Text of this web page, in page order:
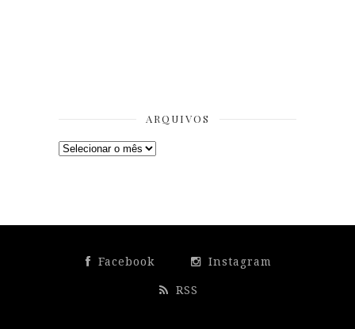
ARQUIVOS
Arquivos
Facebook Instagram
RSS